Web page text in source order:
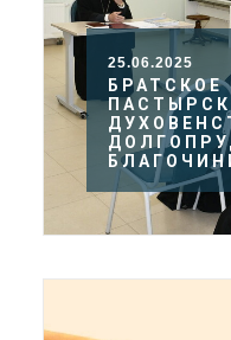
25.06.2025
БРАТСКОЕ